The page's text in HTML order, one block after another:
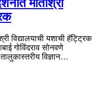
मातोश्री
विद्यालयाची यशाची हॅट्ट्रिक
गोविंदराव सोनवणे
विज्ञान…